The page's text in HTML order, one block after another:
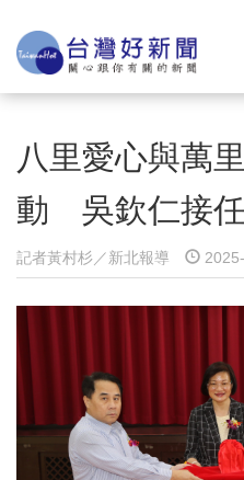
八里愛心與萬
動 吳欽仁接
記者黃村杉／新北報導